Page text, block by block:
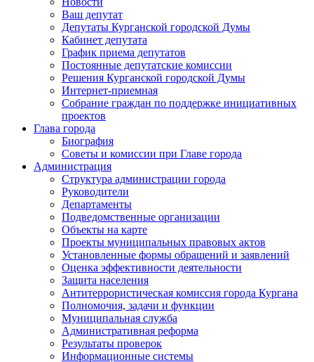
Ваш депутат
Депутаты Курганской городской Думы
Кабинет депутата
График приема депутатов
Постоянные депутатские комиссии
Решения Курганской городской Думы
Интернет-приемная
Собрание граждан по поддержке инициативных
проектов
Глава города
Биография
Советы и комиссии при Главе города
Администрация
Структура администрации города
Руководители
Департаменты
Подведомственные организации
Объекты на карте
Проекты муниципальных правовых актов
Установленные формы обращений и заявлений
Оценка эффективности деятельности
Защита населения
Антитеррористическая комиссия города Кургана
Полномочия, задачи и функции
Муниципальная служба
Административная реформа
Результаты проверок
Информационные системы